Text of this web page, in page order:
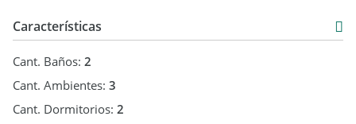
Características
Cant. Baños: 2
Cant. Ambientes: 3
Cant. Dormitorios: 2